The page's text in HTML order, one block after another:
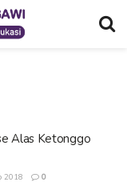
Alas Ketonggo
2018 0